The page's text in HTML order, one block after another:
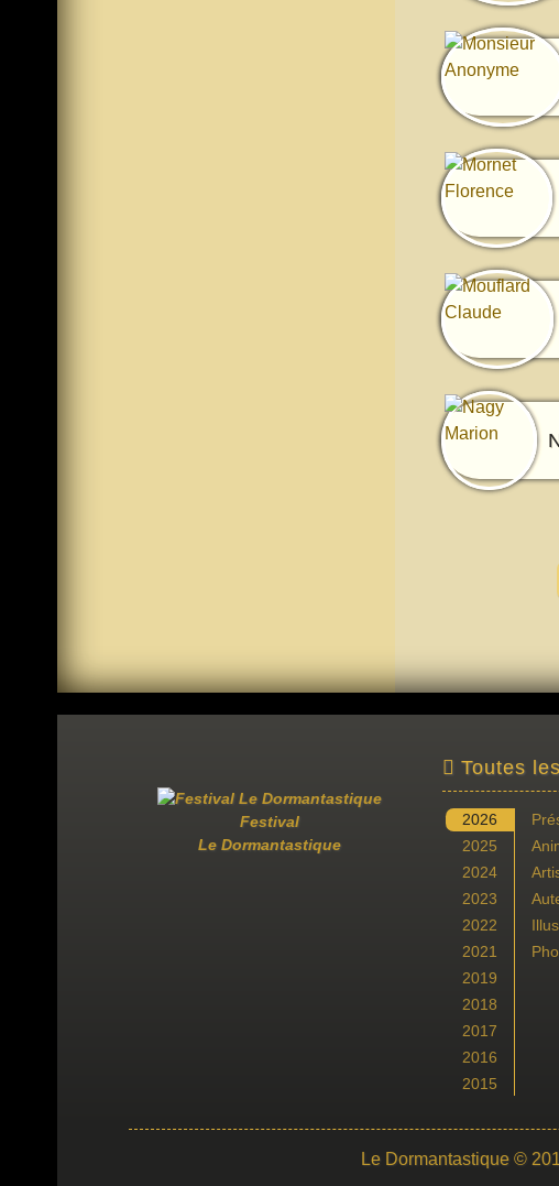
Festival
Le Dormantastique
Toutes
2026
2025
2024
2023
2022
2021
2019
2018
2017
2016
2015
Le Dormantastique ©